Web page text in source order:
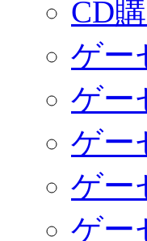
CD
ゲー
ゲー
ゲー
ゲー
ゲー